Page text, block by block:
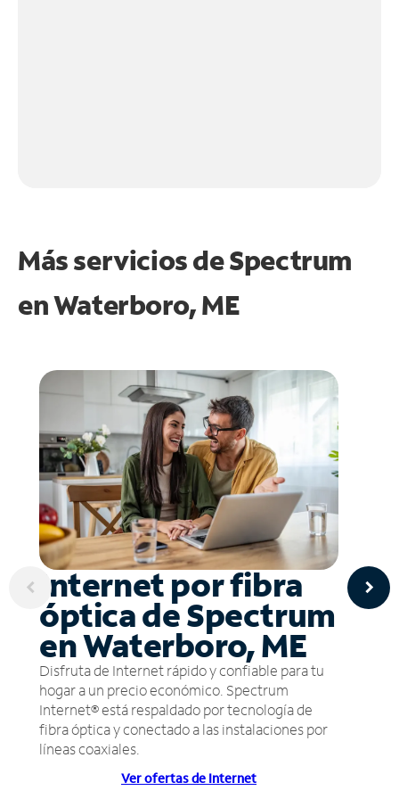
Más servicios de Spectrum
enWaterboro, ME
Internet por fibra
óptica de Spectrum
en Waterboro, ME
Disfruta de Internet rápido y confiable para tu
hogar a un precio económico. Spectrum
Internet® está respaldado por tecnología de
fibra óptica y conectado a las instalaciones por
líneas coaxiales.
Ver ofertas de Internet